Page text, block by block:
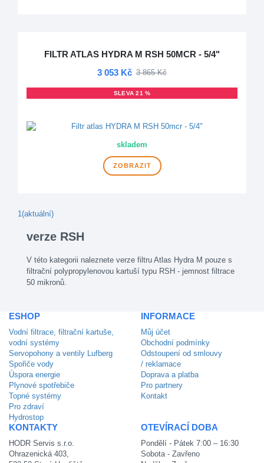
FILTR ATLAS HYDRA M RSH 50MCR - 5/4"
3 053 Kč 3 865 Kč
SLEVA 21 %
skladem
ZOBRAZIT
1 (aktuální)
verze RSH
V této kategorii naleznete verze filtru Atlas Hydra M pouze s
filtrační polypropylenovou kartuší typu RSH - jemnost filtrace
50 mikronů.
ESHOP
Vodní filtrace, filtrační kartuše,
vodní systémy
Servopohony a ventily Lufberg
Spořiče vody
Úspora energie
Plynové spotřebiče
Topné systémy
Pro zdraví
Hydrostop
INFORMACE
Můj účet
Obchodní podmínky
Odstoupení od smlouvy
/ reklamace
Doprava a platba
Pro partnery
Kontakt
KONTAKTY
HODR Servis s.r.o.
Ohrazenická 403,
OTEVÍRACÍ DOBA
Pondělí - Pátek 7:00 – 16:30
Sobota - Zavřeno